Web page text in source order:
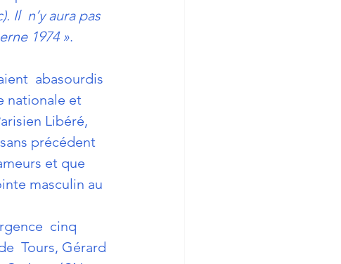
Il  n’y aura pas
1974 ».
abasourdis
nationale et
Libéré,
précédent
et que
masculin au
cinq
Tours, Gérard